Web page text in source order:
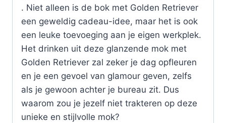
. Niet alleen is de bok met Golden Retriever
een geweldig cadeau-idee, maar het is ook
een leuke toevoeging aan je eigen werkplek.
Het drinken uit deze glanzende mok met
Golden Retriever zal zeker je dag opfleuren
en je een gevoel van glamour geven, zelfs
als je gewoon achter je bureau zit. Dus
waarom zou je jezelf niet trakteren op deze
unieke en stijlvolle mok?